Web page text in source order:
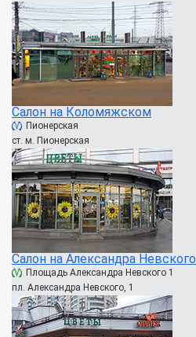
Салон на Коломяжском
Пионерская
ст. м. Пионерская
Салон на Александра Невского
Площадь Александра Невского 1
пл. Александра Невского, 1